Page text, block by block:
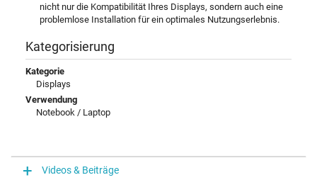
nicht nur die Kompatibilität Ihres Displays, sondern auch eine
problemlose Installation für ein optimales Nutzungserlebnis.
Kategorisierung
Kategorie
Displays
Verwendung
Notebook / Laptop
Videos & Beiträge